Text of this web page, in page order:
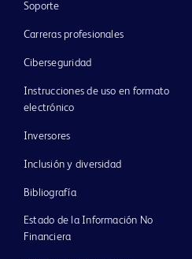
Soporte
Carreras profesionales
Ciberseguridad
Instrucciones de uso en formato
electrónico
Inversores
Inclusión y diversidad
Bibliografía
Estado de la Información No
Financiera